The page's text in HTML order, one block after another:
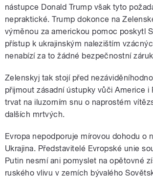
nástupce Donald Trump však tyto
nepraktické. Trump dokonce na
výměnou za americkou pomoc poskytl
přístup k ukrajinským nalezištím
nenabízí za to žádné bezpečnostní
Zelenskyj tak stojí před
přijmout zásadní ústupky vůči Americe i
trvat na iluzorním snu o naprostém
dalších mrtvých.
Evropa nepodporuje mírovou dohodu o
Ukrajina. Představitelé Evropské unie
Putin nesmí ani pomyslet na opětovné
ruského vlivu v zemích bývalého